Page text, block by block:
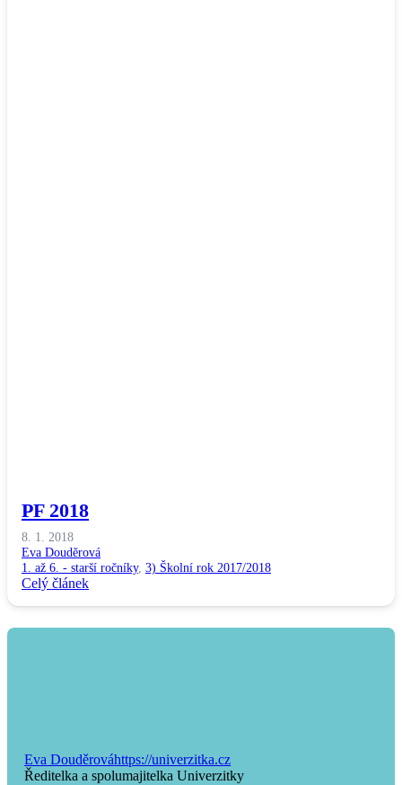
PF 2018
8. 1. 2018
Eva Douděrová
1. až 6. - starší ročníky, 3) Školní rok 2017/2018
Celý článek
Eva Douděrováhttps://univerzitka.cz
Ředitelka a spolumajitelka Univerzitky